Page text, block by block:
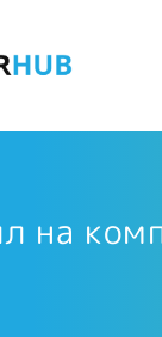
на